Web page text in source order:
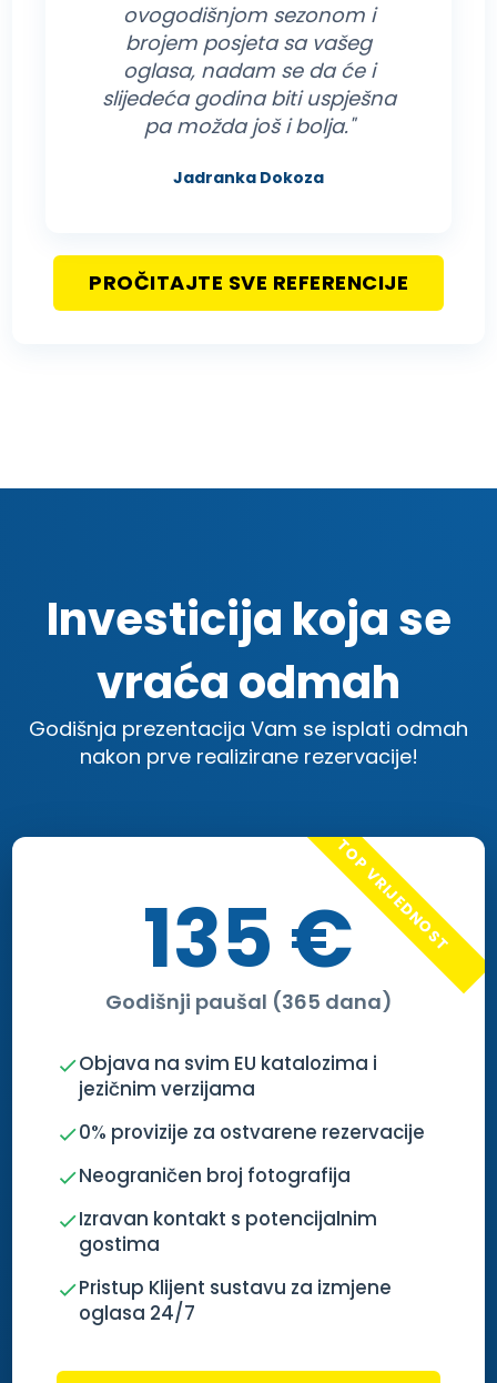
ovogodišnjom sezonom i
brojem posjeta sa vašeg
oglasa, nadam se da će i
slijedeća godina biti uspješna
pa možda još i bolja."
Jadranka Dokoza
PROČITAJTE SVE REFERENCIJE
Investicija koja se
vraća odmah
Godišnja prezentacija Vam se isplati odmah
nakon prve realizirane rezervacije!
TOP VRIJEDNOST
135 €
Godišnji paušal (365 dana)
Objava na svim EU katalozima i
jezičnim verzijama
0% provizije za ostvarene rezervacije
Neograničen broj fotografija
Izravan kontakt s potencijalnim
gostima
Pristup Klijent sustavu za izmjene
oglasa 24/7